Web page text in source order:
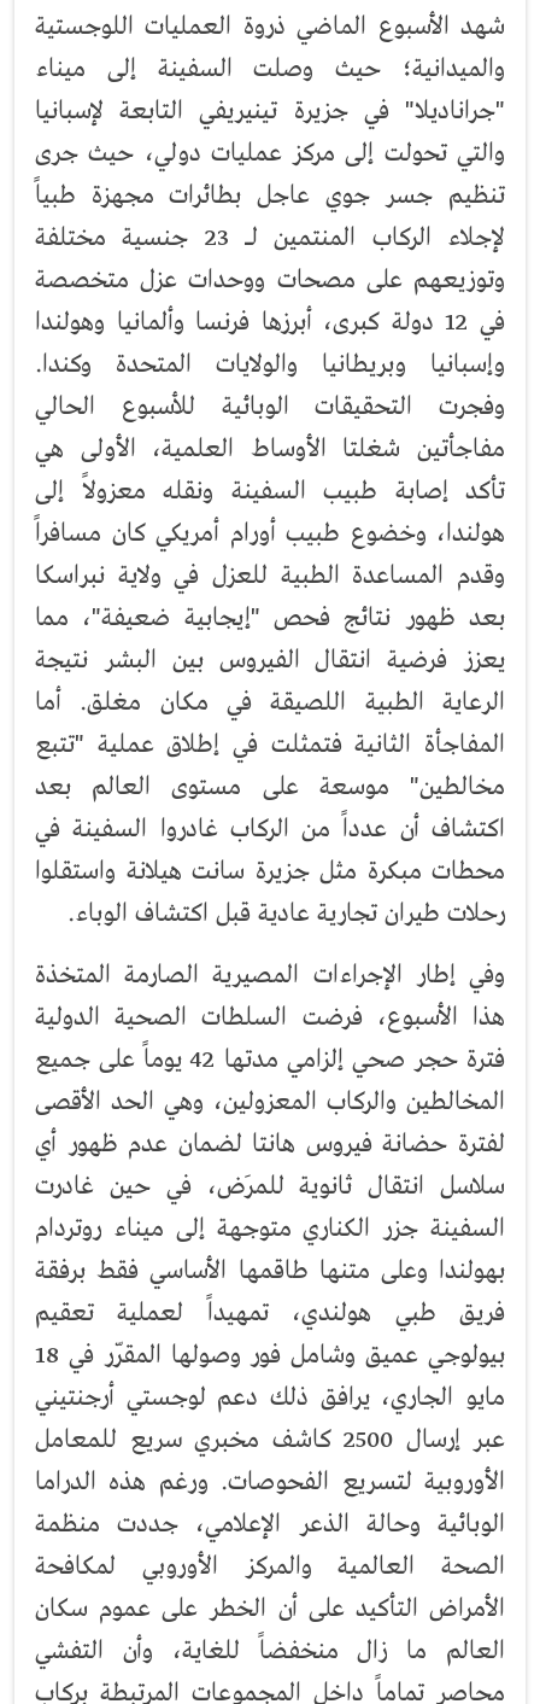
شهد الأسبوع الماضي ذروة العمليات اللوجستية
والميدانية؛ حيث وصلت السفينة إلى ميناء
"جراناديلا" في جزيرة تينيريفي التابعة لإسبانيا
والتي تحولت إلى مركز عمليات دولي، حيث جرى
تنظيم جسر جوي عاجل بطائرات مجهزة طبياً
لإجلاء الركاب المنتمين لـ 23 جنسية مختلفة
وتوزيعهم على مصحات ووحدات عزل متخصصة
في 12 دولة كبرى، أبرزها فرنسا وألمانيا وهولندا
وإسبانيا وبريطانيا والولايات المتحدة وكندا.
وفجرت التحقيقات الوبائية للأسبوع الحالي
مفاجأتين شغلتا الأوساط العلمية، الأولى هي
تأكد إصابة طبيب السفينة ونقله معزولاً إلى
هولندا، وخضوع طبيب أورام أمريكي كان مسافراً
وقدم المساعدة الطبية للعزل في ولاية نبراسكا
بعد ظهور نتائج فحص "إيجابية ضعيفة"، مما
يعزز فرضية انتقال الفيروس بين البشر نتيجة
الرعاية الطبية اللصيقة في مكان مغلق. أما
المفاجأة الثانية فتمثلت في إطلاق عملية "تتبع
مخالطين" موسعة على مستوى العالم بعد
اكتشاف أن عدداً من الركاب غادروا السفينة في
محطات مبكرة مثل جزيرة سانت هيلانة واستقلوا
رحلات طيران تجارية عادية قبل اكتشاف الوباء.
وفي إطار الإجراءات المصيرية الصارمة المتخذة
هذا الأسبوع، فرضت السلطات الصحية الدولية
فترة حجر صحي إلزامي مدتها 42 يوماً على جميع
المخالطين والركاب المعزولين، وهي الحد الأقصى
لفترة حضانة فيروس هانتا لضمان عدم ظهور أي
سلاسل انتقال ثانوية للمرَض، في حين غادرت
السفينة جزر الكناري متوجهة إلى ميناء روتردام
بهولندا وعلى متنها طاقمها الأساسي فقط برفقة
فريق طبي هولندي، تمهيداً لعملية تعقيم
بيولوجي عميق وشامل فور وصولها المقرّر في 18
مايو الجاري، يرافق ذلك دعم لوجستي أرجنتيني
عبر إرسال 2500 كاشف مخبري سريع للمعامل
الأوروبية لتسريع الفحوصات. ورغم هذه الدراما
الوبائية وحالة الذعر الإعلامي، جددت منظمة
الصحة العالمية والمركز الأوروبي لمكافحة
الأمراض التأكيد على أن الخطر على عموم سكان
العالم ما زال منخفضاً للغاية، وأن التفشي
محاصر تماماً داخل المجموعات المرتبطة بركاب